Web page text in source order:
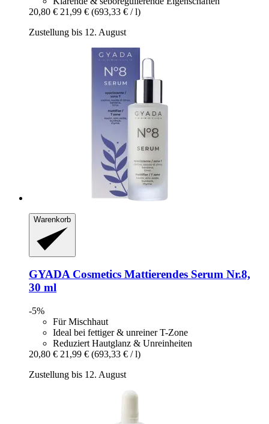
20,80 € 21,99 € (693,33 € / l)
Zustellung bis 12. August
Warenkorb
GYADA Cosmetics Mattierendes Serum Nr.8,
30 ml
-5%
Für Mischhaut
Ideal bei fettiger & unreiner T-Zone
Reduziert Hautglanz & Unreinheiten
20,80 € 21,99 € (693,33 € / l)
Zustellung bis 12. August